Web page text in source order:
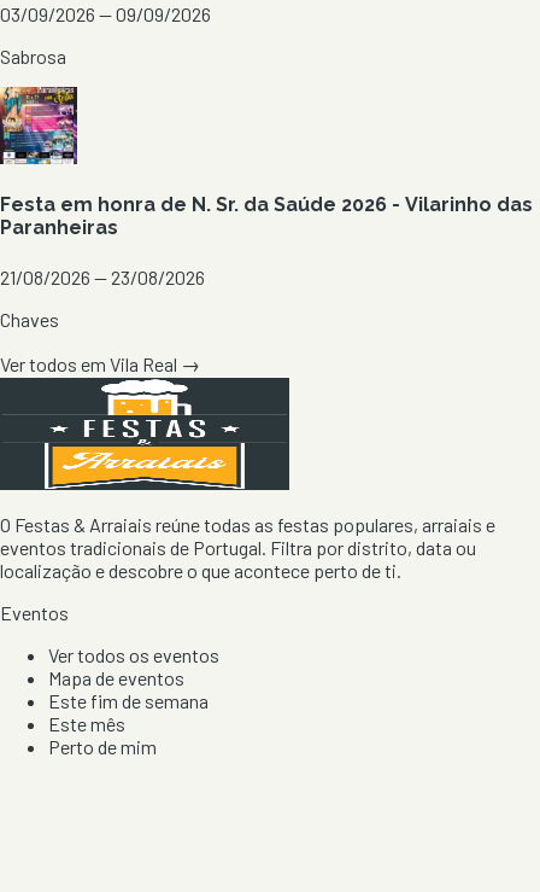
03/09/2026 — 09/09/2026
Sabrosa
Festa em honra de N. Sr. da Saúde 2026 - Vilarinho das
Paranheiras
21/08/2026 — 23/08/2026
Chaves
Ver todos em Vila Real →
O Festas & Arraiais reúne todas as festas populares, arraiais e
eventos tradicionais de Portugal. Filtra por distrito, data ou
localização e descobre o que acontece perto de ti.
Eventos
Ver todos os eventos
Mapa de eventos
Este fim de semana
Este mês
Perto de mim